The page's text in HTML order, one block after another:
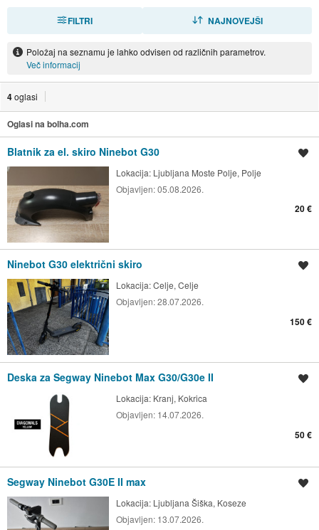
FILTRI NAJNOVEJŠI
Položaj na seznamu je lahko odvisen od različnih parametrov.
Več informacij
4oglasi
Oglasi na bolha.com
Blatnik za el. skiro Ninebot G30
Lokacija: Ljubljana Moste Polje, Polje
Objavljen:05.08.2026.
20 €
Ninebot G30 električni skiro
Lokacija:Celje, Celje
Objavljen:28.07.2026.
150 €
Deska za Segway Ninebot Max G30/G30e II
Lokacija: Kranj, Kokrica
Objavljen: 14.07.2026.
50 €
Segway Ninebot G30E II max
Lokacija: Ljubljana Šiška, Koseze
Objavljen: 13.07.2026.